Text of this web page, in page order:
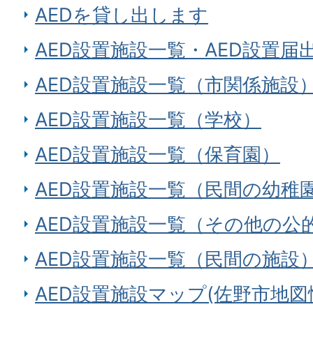
AEDを貸し出します
AED設置施設一覧・AED設置届
AED設置施設一覧（市関係施設
AED設置施設一覧（学校）
AED設置施設一覧（保育園）
AED設置施設一覧（民間の幼稚
AED設置施設一覧（その他の公
AED設置施設一覧（民間の施設
AED設置施設マップ(佐野市地